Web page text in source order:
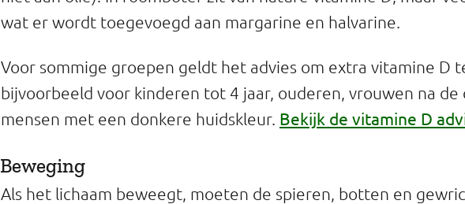
wat er wordt toegevoegd aan margarine en halvarine.
Voor sommige groepen geldt het advies om extra vitamine D
bijvoorbeeld voor kinderen tot 4 jaar, ouderen, vrouwen na de
mensen met een donkere huidskleur. Bekijk de vitamine D
Beweging
Als het lichaam beweegt, moeten de spieren, botten en